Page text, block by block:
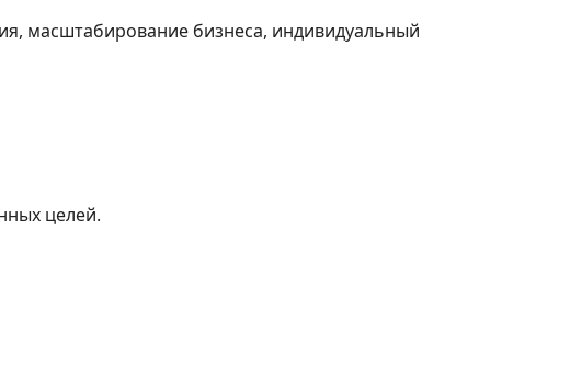
масштабирование бизнеса, индивидуальный
целей.